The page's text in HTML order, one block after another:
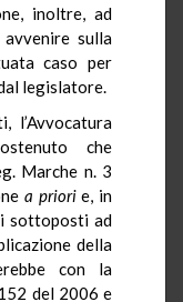
inoltre, ad
sulla
caso per
legislatore.
l’Avvocatura
che
Marche n. 3
a priorie, in
sottoposti ad
della
con la
del 2006 e